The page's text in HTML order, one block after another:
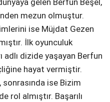
gelen Berfun Beşel,
mezun olmuştur.
ise Müjdat Gezen
İlk oyunculuk
adlı dizide yaşayan Berfun
hayat vermiştir.
sonrasında ise Bizim
rol almıştır. Başarılı